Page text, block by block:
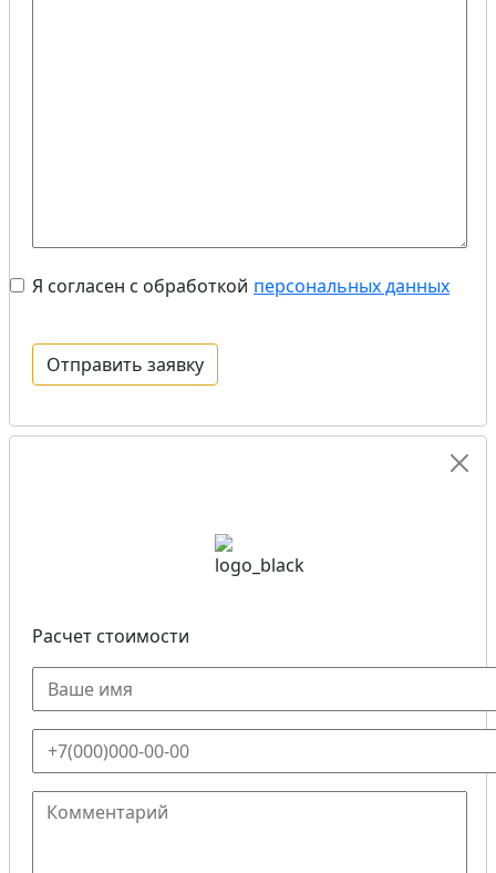
Я согласен с обработкой персональных данных
Расчет стоимости